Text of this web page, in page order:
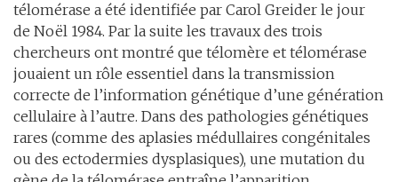
télomérase a été identifiée par Carol Greider le jour
de Noël 1984. Par la suite les travaux des trois
chercheurs ont montré que télomère et télomérase
jouaient un rôle essentiel dans la transmission
correcte de l’information génétique d’une génération
cellulaire à l’autre. Dans des pathologies génétiques
rares (comme des aplasies médullaires congénitales
ou des ectodermies dysplasiques), une mutation du